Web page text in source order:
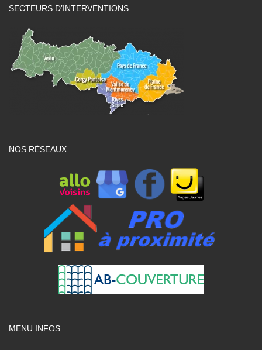
SECTEURS D’INTERVENTIONS
NOS RÉSEAUX
MENU INFOS